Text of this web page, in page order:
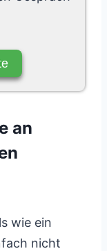
an
wie ein
nicht